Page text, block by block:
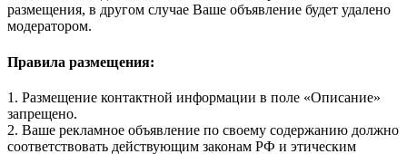
размещения, в другом случае Ваше объявление будет удалено
модератором.
Правила размещения:
1. Размещение контактной информации в поле «Описание»
запрещено.
2. Ваше рекламное объявление по своему содержанию должно
соответствовать действующим законам РФ и этическим